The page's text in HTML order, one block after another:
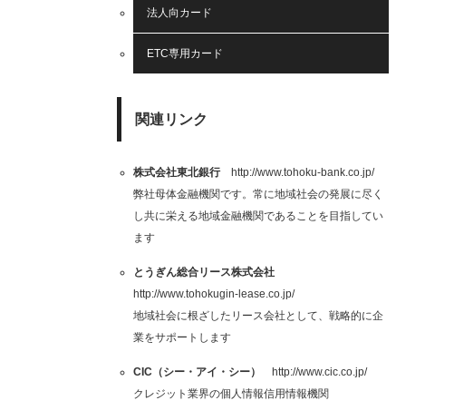
法人向カード
ETC専用カード
関連リンク
株式会社東北銀行http://www.tohoku-bank.co.jp/
弊社母体金融機関です。常に地域社会の発展に尽く
し共に栄える地域金融機関であることを目指してい
ます
とうぎん総合リース株式会社
http://www.tohokugin-lease.co.jp/
地域社会に根ざしたリース会社として、戦略的に企
業をサポートします
CIC（シー・アイ・シー）
http://www.cic.co.jp/
クレジット業界の個人情報信用情報機関